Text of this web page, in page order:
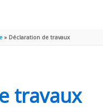
Déclaration de travaux
travaux